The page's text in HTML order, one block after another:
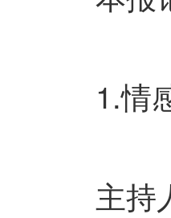
1.情感
主持人